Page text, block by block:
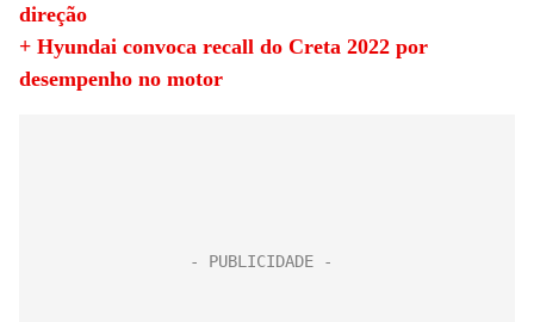
direção
+ Hyundai convoca recall do Creta 2022 por
desempenho no motor